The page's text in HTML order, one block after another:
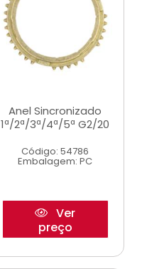
Anel Sincronizado
1ª/2ª/3ª/4ª/5ª G2/20
Código: 54786
Embalagem: PC
Ver
preço